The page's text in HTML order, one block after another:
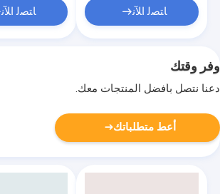
ﺎﺘﺼﻟ ﺍﻶﻧ ﺎﺘﺼﻟ ﺍﻶﻧ
وفر وقتك
دعنا نتصل بأفضل المنتجات معك.
أعط متطلباتك